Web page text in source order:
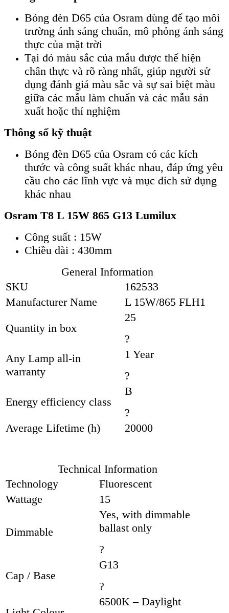
Bóng đèn D65 của Osram dùng để tạo môi
trường ánh sáng chuẩn, mô phỏng ánh sáng
thực của mặt trời
Tại đó màu sắc của mẫu được thể hiện
chân thực và rõ ràng nhất, giúp người sử
dụng đánh giá màu sắc và sự sai biệt màu
giữa các mẫu làm chuẩn và các mẫu sản
xuất hoặc thí nghiệm
Thông số kỹ thuật
Bóng đèn D65 của Osram có các kích
thước và công suất khác nhau, đáp ứng yêu
cầu cho các lĩnh vực và mục đích sử dụng
khác nhau
Osram T8 L 15W 865 G13 Lumilux
Công suất : 15W
Chiều dài : 430mm
General Information
SKU
162533
Manufacturer Name
L 15W/865 FLH1
Quantity in box
25
?
Any Lamp all-in
warranty
1 Year
?
Energy efficiency class
B
?
Average Lifetime (h)
20000
Technical Information
Technology
Fluorescent
Wattage
15
Dimmable
Yes, with dimmable
ballast only
?
Cap / Base
G13
?
6500K – Daylight